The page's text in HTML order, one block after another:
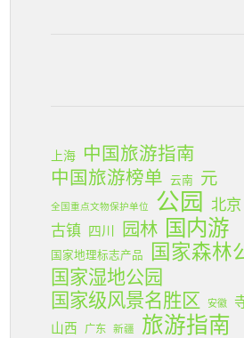
上海
中国旅游指南
中国旅游榜单 云南 元
全国重点文物保护单位 公园 北京
古镇 四川 园林 国内游
国家地理标志产品 国家森林
国家湿地公园
国家级风景名胜区
安徽
山西 广东 新疆 旅游指南